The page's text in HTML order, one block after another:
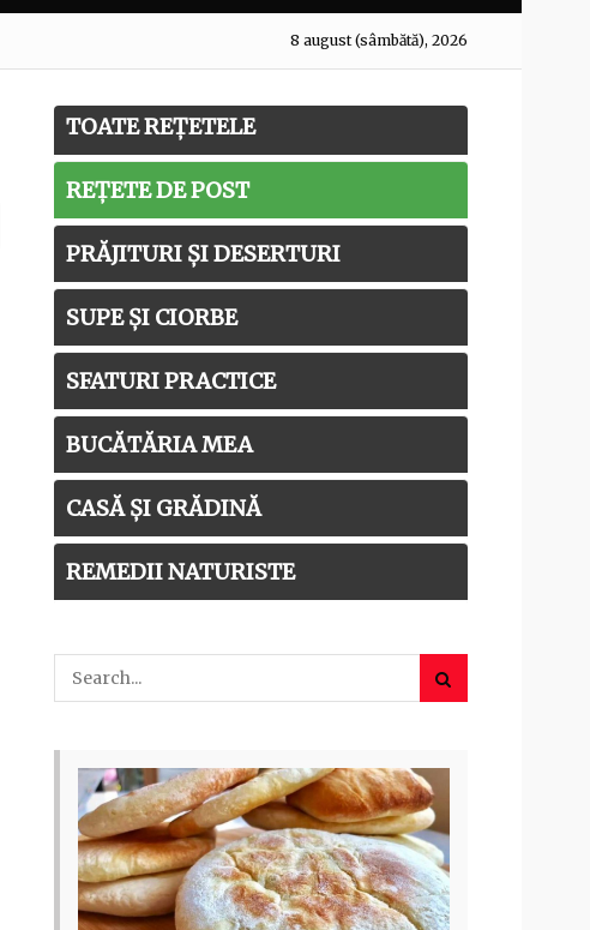
8 august (sâmbătă), 2026
TOATE REȚETELE
REȚETE DE POST
PRĂJITURI ȘI DESERTURI
SUPE ȘI CIORBE
SFATURI PRACTICE
BUCĂTĂRIA MEA
CASĂ ȘI GRĂDINĂ
REMEDII NATURISTE